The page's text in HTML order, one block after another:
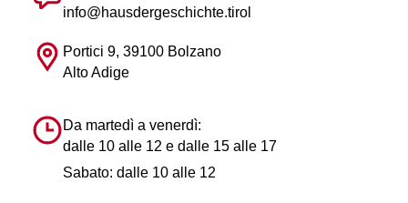
info@hausdergeschichte.tirol
Portici 9, 39100 Bolzano
Alto Adige
Da martedì a venerdì:
dalle 10 alle 12 e dalle 15 alle 17
Sabato: dalle 10 alle 12